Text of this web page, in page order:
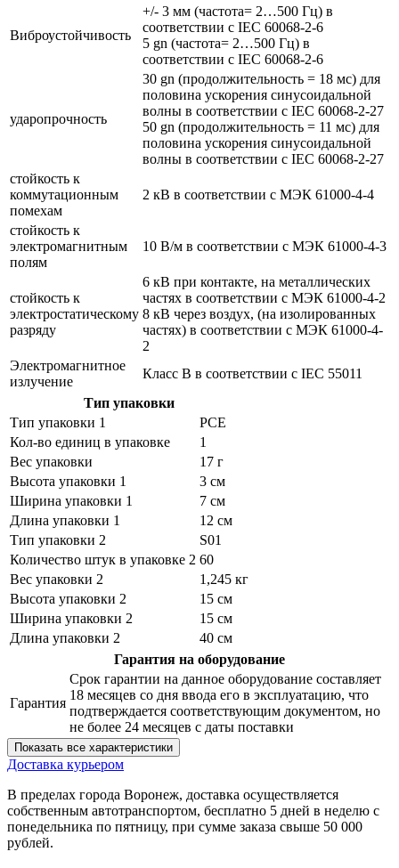
Виброустойчивость
+/- 3 мм (частота= 2…500 Гц) в
соответствии с IEC 60068-2-6
5 gn (частота= 2…500 Гц) в
соответствии с IEC 60068-2-6
ударопрочность
30 gn (продолжительность = 18 мс) для
половина ускорения синусоидальной
волны в соответствии с IEC 60068-2-27
50 gn (продолжительность = 11 мс) для
половина ускорения синусоидальной
волны в соответствии с IEC 60068-2-27
стойкость к
коммутационным
помехам
2 кВ в соответствии с МЭК 61000-4-4
стойкость к
электромагнитным
полям
10 В/м в соответствии с МЭК 61000-4-3
стойкость к
электростатическому
разряду
6 кВ при контакте, на металлических
частях в соответствии с МЭК 61000-4-2
8 кВ через воздух, (на изолированных
частях) в соответствии с МЭК 61000-4-
2
Электромагнитное
излучение
Класс B в соответствии с IEC 55011
Тип упаковки
Тип упаковки 1
PCE
Кол-во единиц в упаковке
1
Вес упаковки
17 г
Высота упаковки 1
3 см
Ширина упаковки 1
7 см
Длина упаковки 1
12 см
Тип упаковки 2
S01
Количество штук в упаковке 2 60
Вес упаковки 2
1,245 кг
Высота упаковки 2
15 см
Ширина упаковки 2
15 см
Длина упаковки 2
40 см
Гарантия на оборудование
Гарантия
Срок гарантии на данное оборудование составляет
18 месяцев со дня ввода его в эксплуатацию, что
подтверждается соответствующим документом, но
не более 24 месяцев с даты поставки
Показать все характеристики
Доставка курьером
В пределах города Воронеж, доставка осуществляется
собственным автотранспортом, бесплатно 5 дней в неделю с
понедельника по пятницу, при сумме заказа свыше 50 000
рублей.